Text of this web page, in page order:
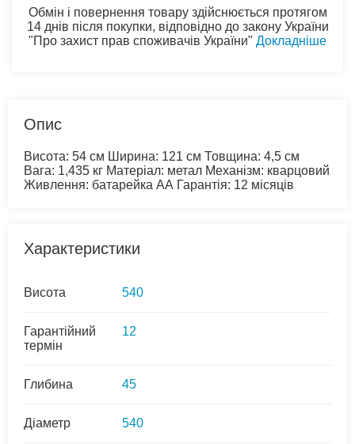
Обмін і повернення товару здійснюється протягом
14 днів після покупки, відповідно до закону України
"Про захист прав споживачів України" Докладніше
Опис
Висота: 54 см Ширина: 121 см Товщина: 4,5 см
Вага: 1,435 кг Матеріал: метал Механізм: кварцовий
Живлення: батарейка АА Гарантія: 12 місяців
Характеристики
Висота 540
Гарантійний
термін
12
Глибина 45
Діаметр 540